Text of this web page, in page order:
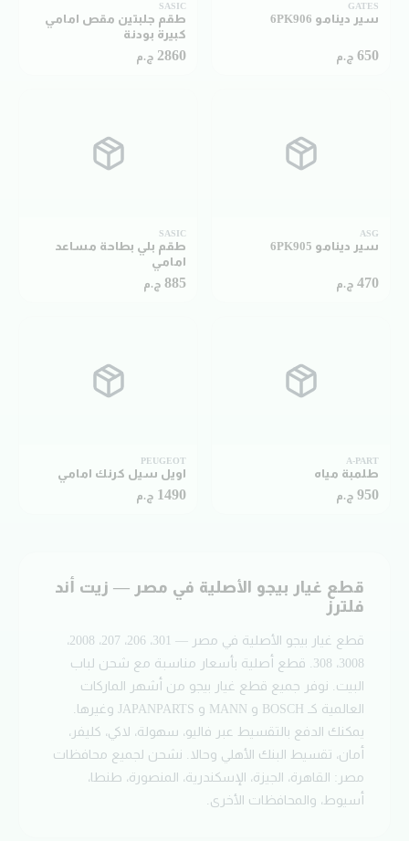
GATES
سير دينامو 6PK906
650 ج.م
SASIC
طقم جلبتين مقص امامي
كبيرة بودنة
2860 ج.م
ASG
سير دينامو 6PK905
470 ج.م
SASIC
طقم بلي بطاحة مساعد
امامي
885 ج.م
A-PART
طلمبة مياه
950 ج.م
PEUGEOT
اويل سيل كرنك امامي
1490 ج.م
قطع غيار بيجو الأصلية في مصر — زيت أند
فلترز
قطع غيار بيجو الأصلية في مصر — 301، 206، 207، 2008،
3008، 308. قطع أصلية بأسعار مناسبة مع شحن لباب
البيت.
نوفر جميع قطع غيار بيجو من أشهر الماركات
العالمية كـ BOSCH و MANN و JAPANPARTS وغيرها.
يمكنك الدفع بالتقسيط عبر فاليو، سهولة، لاكي، كليفر،
أمان، تقسيط البنك الأهلي وحالا.
نشحن لجميع محافظات
مصر: القاهرة، الجيزة، الإسكندرية، المنصورة، طنطا،
أسيوط، والمحافظات الأخرى.